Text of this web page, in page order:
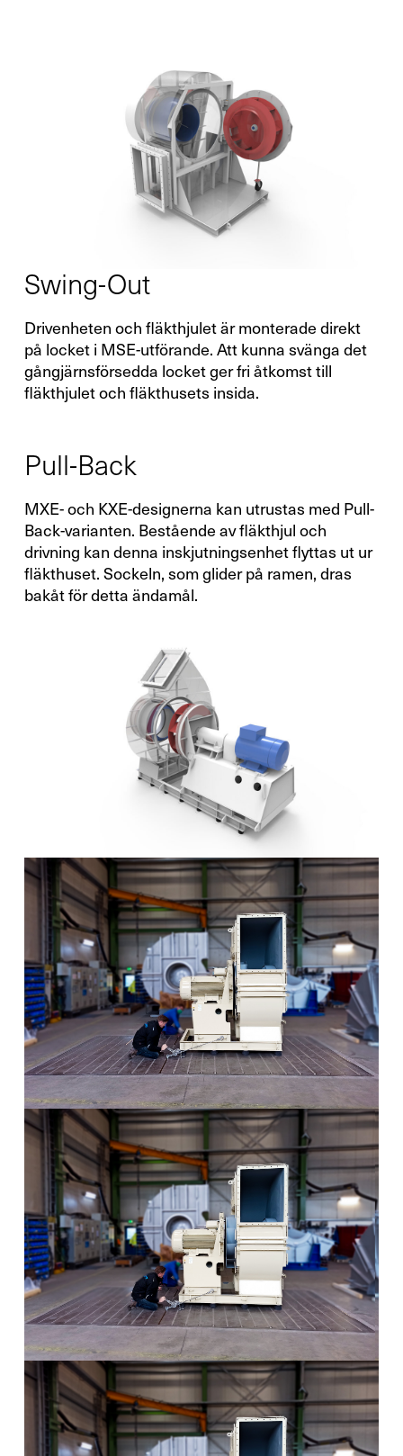
Swing-Out
Drivenheten och fläkthjulet är monterade direkt
på locket i MSE-utförande. Att kunna svänga det
gångjärnsförsedda locket ger fri åtkomst till
fläkthjulet och fläkthusets insida.
Pull-Back
MXE- och KXE-designerna kan utrustas med Pull-
Back-varianten. Bestående av fläkthjul och
drivning kan denna inskjutningsenhet flyttas ut ur
fläkthuset. Sockeln, som glider på ramen, dras
bakåt för detta ändamål.